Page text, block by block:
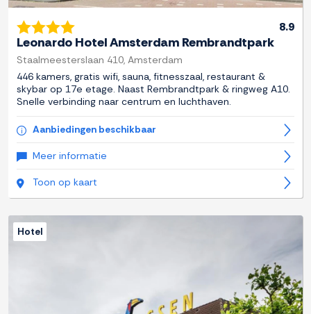
8.9
Leonardo Hotel Amsterdam Rembrandtpark
Staalmeesterslaan 410, Amsterdam
446 kamers, gratis wifi, sauna, fitnesszaal, restaurant &
skybar op 17e etage. Naast Rembrandtpark & ringweg A10.
Snelle verbinding naar centrum en luchthaven.
Aanbiedingen beschikbaar
Meer informatie
Toon op kaart
Hotel